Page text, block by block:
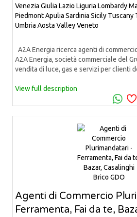
Venezia Giulia Lazio Liguria Lombardy
PiedmontApulia Sardinia Sicily Tuscany
Umbria Aosta ValleyVeneto
A2A Energia ricerca agenti di
A2A Energia, società commerciale del
vendita di luce, gas e servizi per clienti
View full description
Agenti di Commercio
Ferramenta, Fai da te,